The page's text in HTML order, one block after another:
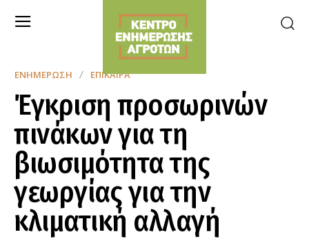
ΕΝΗΜΈΡΩΣΗ ΕΠΊΚΑΙΡΑ
Έγκριση προσωρινών
πινάκων για τη
βιωσιμότητα της
γεωργίας για την
κλιματική αλλαγή